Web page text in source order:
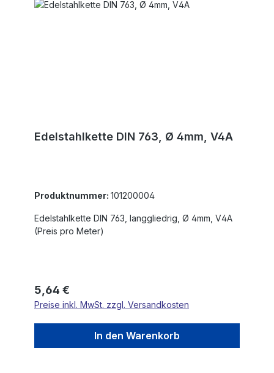
Edelstahlkette DIN 763, Ø 4mm, V4A
Produktnummer: 101200004
Edelstahlkette DIN 763, langgliedrig, Ø 4mm, V4A
(Preis pro Meter)
Regulärer Preis:
5,64 €
Preise inkl. MwSt. zzgl. Versandkosten
In den Warenkorb